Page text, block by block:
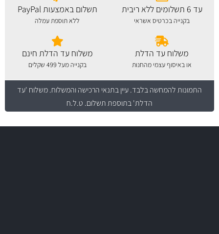
עד 6 תשלומים ללא ריבית
בקנייה בכרטיס אשראי
תשלום באמצעות PayPal
ללא תוספת עמלה
משלוח עד הדלת
או באיסוף עצמי מהחנות
משלוח עד הדלת חינם
בקנייה מעל 499 שקלים
התמונות להמחשה בלבד.עיין בתנאי הרכישה והמשלוח. משלוח 'עד
הדלת' בתוספת תשלום. ט.ל.ח